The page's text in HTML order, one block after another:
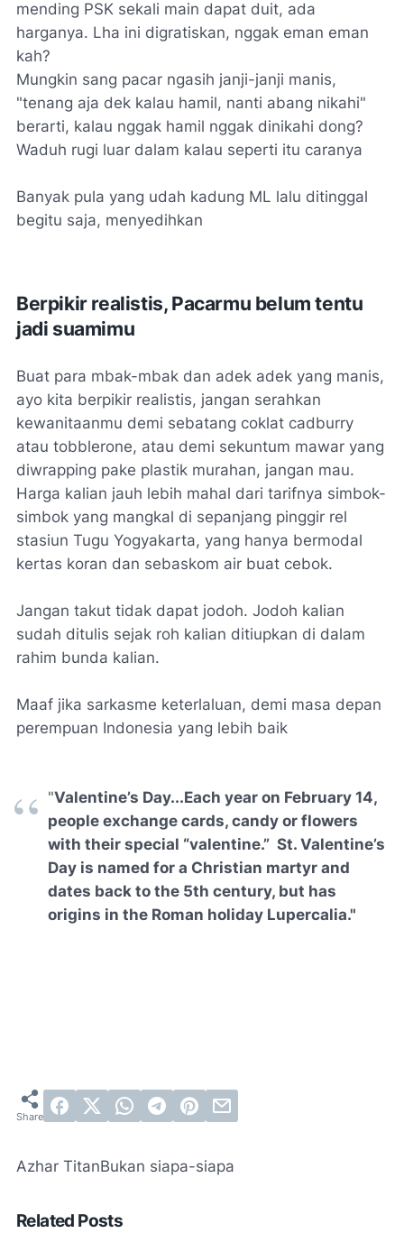
mending PSK sekali main dapat duit, ada
harganya. Lha ini digratiskan, nggak eman eman
kah?
Mungkin sang pacar ngasih janji-janji manis,
"tenang aja dek kalau hamil, nanti abang nikahi"
berarti, kalau nggak hamil nggak dinikahi dong?
Waduh rugi luar dalam kalau seperti itu caranya
Banyak pula yang udah kadung ML lalu ditinggal
begitu saja, menyedihkan
Berpikir realistis, Pacarmu belum tentu
jadi suamimu
Buat para mbak-mbak dan adek adek yang manis,
ayo kita berpikir realistis, jangan serahkan
kewanitaanmu demi sebatang coklat cadburry
atau tobblerone, atau demi sekuntum mawar yang
diwrapping pake plastik murahan, jangan mau.
Harga kalian jauh lebih mahal dari tarifnya simbok-
simbok yang mangkal di sepanjang pinggir rel
stasiun Tugu Yogyakarta, yang hanya bermodal
kertas koran dan sebaskom air buat cebok.
Jangan takut tidak dapat jodoh. Jodoh kalian
sudah ditulis sejak roh kalian ditiupkan di dalam
rahim bunda kalian.
Maaf jika sarkasme keterlaluan, demi masa depan
perempuan Indonesia yang lebih baik
"Valentine’s Day...Each year on February 14,
people exchange cards, candy or flowers
with their special “valentine.” St. Valentine’s
Day is named for a Christian martyr and
dates back to the 5th century, but has
origins in the Roman holiday Lupercalia."
Azhar TitanBukan siapa-siapa
Related Posts